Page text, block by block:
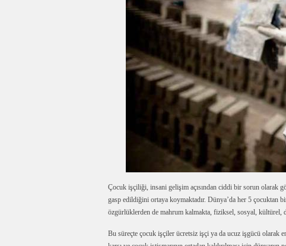
Çocuk işçiliği, insani gelişim açısından ciddi bir sorun olarak
gasp edildiğini ortaya koymaktadır. Dünya’da her 5 çocuktan
özgürlüklerden de mahrum kalmakta, fiziksel, sosyal, kültürel,
Bu süreçte çocuk işçiler ücretsiz işçi ya da ucuz işgücü olarak